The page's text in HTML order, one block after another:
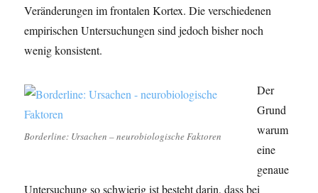
Veränderungen im frontalen Kortex. Die verschiedenen
empirischen Untersuchungen sind jedoch bisher noch
wenig konsistent.
Borderline: Ursachen – neurobiologische Faktoren
Der
Grund
warum
eine
genaue
Untersuchung so schwierig ist besteht darin, dass bei